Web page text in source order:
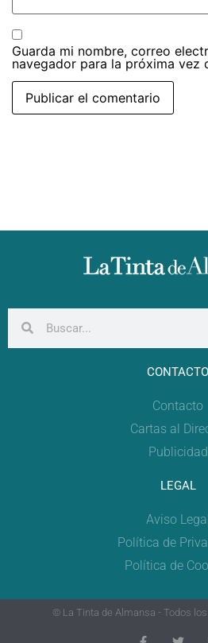
Guarda mi nombre, correo
navegador para la próxima vez
CONTACTO
Contacto
Cartas al
Publicidad
LEGAL
Aviso
Política de
Política de
© La Tinta de Almansa - Todos